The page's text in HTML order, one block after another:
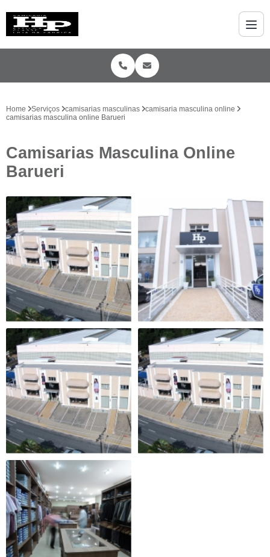
Home Serviços camisarias masculinas
camisaria masculina online
camisarias masculina online Barueri
Camisarias Masculina Online
Barueri